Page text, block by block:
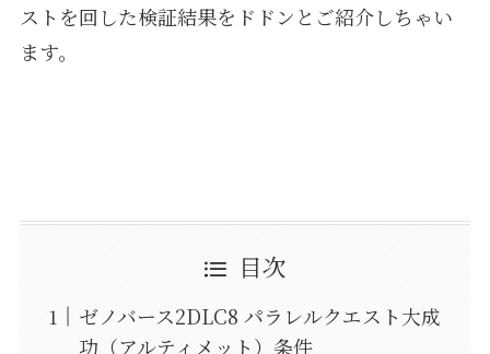
ストを回した検証結果をドドンとご紹介しちゃい
ます。
目次
ゼノバース2DLC8 パラレルクエスト大成
功（アルティメット）条件